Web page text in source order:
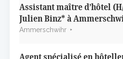
Assistant maître d’hôtel
Julien Binz* à
Ammerschwihr